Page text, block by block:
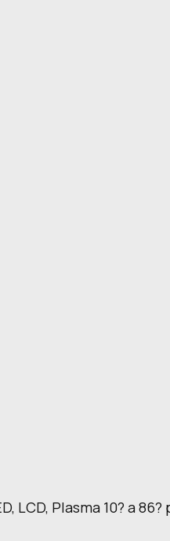
LCD, Plasma 10? a 86?